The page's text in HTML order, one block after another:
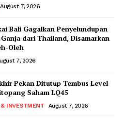
August 7, 2026
Bali Gagalkan Penyelundupan
Ganja dari Thailand, Disamarkan
Oleh
7, 2026
Pekan Ditutup Tembus Level
Saham LQ45
& INVESTMENT August 7, 2026